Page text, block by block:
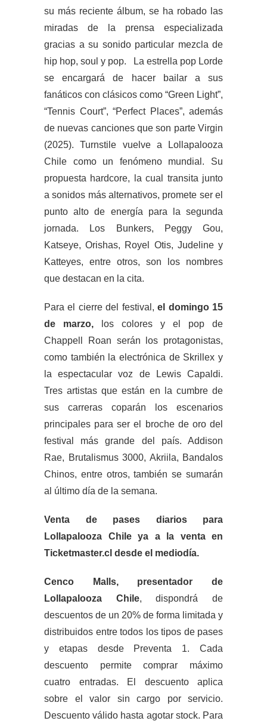
su más reciente álbum, se ha robado las
miradas de la prensa especializada
gracias a su sonido particular mezcla de
hip hop, soul y pop. La estrella pop Lorde
se encargará de hacer bailar a sus
fanáticos con clásicos como “Green Light”,
“Tennis Court”, “Perfect Places”, además
de nuevas canciones que son parte Virgin
(2025). Turnstile vuelve a Lollapalooza
Chile como un fenómeno mundial. Su
propuesta hardcore, la cual transita junto
a sonidos más alternativos, promete ser el
punto alto de energía para la segunda
jornada. Los Bunkers, Peggy Gou,
Katseye, Orishas, Royel Otis, Judeline y
Katteyes, entre otros, son los nombres
que destacan en la cita.
Para el cierre del festival,el domingo 15
de marzo, los colores y el pop de
Chappell Roan serán los protagonistas,
como también la electrónica de Skrillex y
la espectacular voz de Lewis Capaldi.
Tres artistas que están en la cumbre de
sus carreras coparán los escenarios
principales para ser el broche de oro del
festival más grande del país. Addison
Rae, Brutalismus 3000, Akriila, Bandalos
Chinos, entre otros, también se sumarán
al último día de la semana.
Venta de pases diarios para
Lollapalooza Chile ya a la venta en
Ticketmaster.cl desde el mediodía.
Cenco Malls, presentador de
Lollapalooza Chile, dispondrá de
descuentos de un 20% de forma limitada y
distribuidos entre todos los tipos de pases
y etapas desde Preventa 1. Cada
descuento permite comprar máximo
cuatro entradas. El descuento aplica
sobre el valor sin cargo por servicio.
Descuento válido hasta agotar stock. Para